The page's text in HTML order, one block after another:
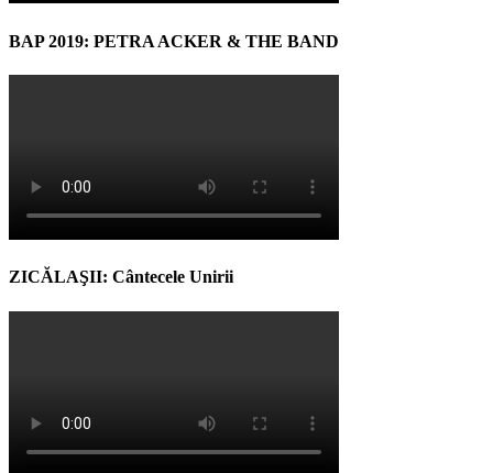
BAP 2019: PETRA ACKER & THE BAND
ZICĂLAŞII: Cântecele Unirii